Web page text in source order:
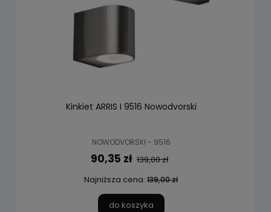
Kinkiet ARRIS I 9516 Nowodvorski
NOWODVORSKI - 9516
90,35 zł 139,00 zł
Najniższa cena: 139,00 zł
do koszyka